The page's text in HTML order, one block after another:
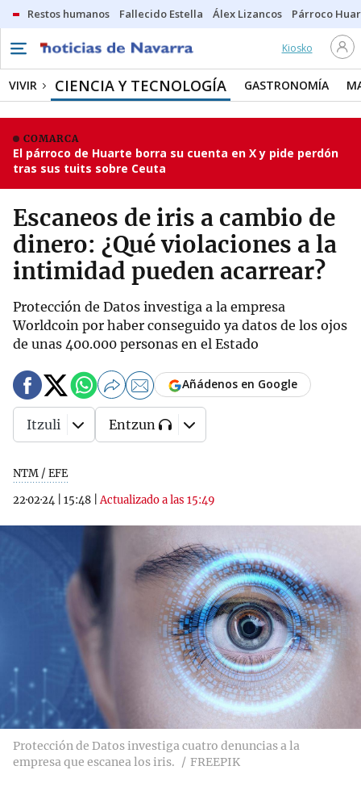
Restos humanos Fallecido Estella Álex Lizancos Párroco
Kiosko
VIVIR CIENCIA Y TECNOLOGÍA GASTRONOMÍA
COMARCA
El párroco de Huarte borra su cuenta en X y pide perdón
tras sus tuits sobre Ceuta
Escaneos de iris a cambio de
dinero: ¿Qué violaciones a la
intimidad pueden acarrear?
Protección de Datos investiga a la empresa
Worldcoin por haber conseguido ya datos de los ojos
de unas 400.000 personas en el Estado
NTM / EFE
22·02·24
15:48 |Actualizado a las 15:49
Añádenos en Google
Itzuli Entzun
Protección de Datos investiga cuatro denuncias a la
empresa que escanea los iris.
FREEPIK